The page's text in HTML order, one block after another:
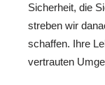
Sicherheit, die
streben wir
schaffen. Ihre
vertrauten